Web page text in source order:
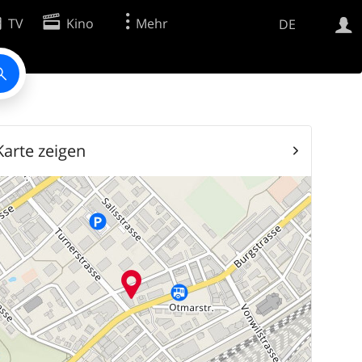
DE
TV Kino Mehr
zeigen